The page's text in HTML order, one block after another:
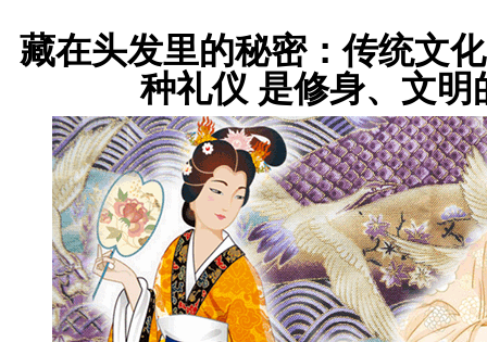
藏在头发里的秘密：传统文
种礼仪 是修身、文明